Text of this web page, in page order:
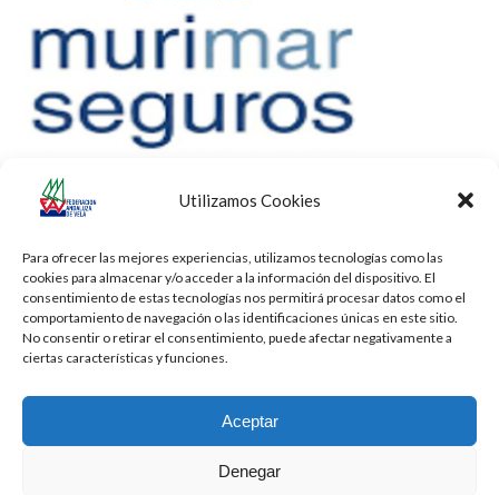
Utilizamos Cookies
Para ofrecer las mejores experiencias, utilizamos tecnologías como las
cookies para almacenar y/o acceder a la información del dispositivo. El
consentimiento de estas tecnologías nos permitirá procesar datos como el
comportamiento de navegación o las identificaciones únicas en este sitio.
No consentir o retirar el consentimiento, puede afectar negativamente a
ciertas características y funciones.
Aceptar
Denegar